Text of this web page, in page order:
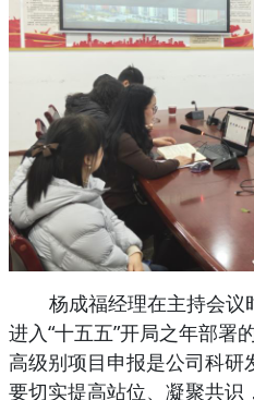
杨成福经理在主持会议
进入“十五五”开局之年部署
高级别项目申报是公司科
要切实提高站位、凝聚共